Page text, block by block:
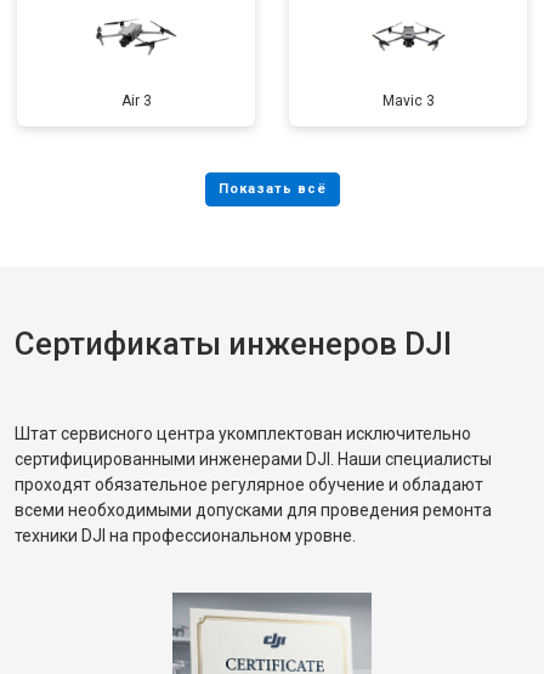
Air 3 Mavic 3
Сертификаты инженеров DJI
Штат сервисного центра укомплектован исключительно
сертифицированными инженерами DJI. Наши специалисты
проходят обязательное регулярное обучение и обладают
всеми необходимыми допусками для проведения ремонта
техники DJI на профессиональном уровне.